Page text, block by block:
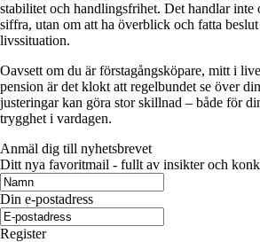
stabilitet och handlingsfrihet. Det handlar inte
siffra, utan om att ha överblick och fatta beslut
livssituation.
Oavsett om du är förstagångsköpare, mitt i
pension är det klokt att regelbundet se över
justeringar kan göra stor skillnad – både för
trygghet i vardagen.
Anmäl dig till nyhetsbrevet
Ditt nya favoritmail - fullt av insikter och
Din e-postadress
Register